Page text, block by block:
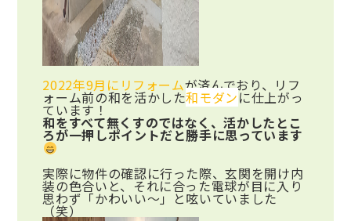
2022年9月にリフォームが済んでおり、リフ
ォーム前の和を活かした和モダンに仕上がっ
ています！
和をすべて無くすのではなく、活かしたとこ
ろが一押しポイントだと勝手に思っています
実際に物件の確認に行った際、玄関を開け内
装の色合いと、それに合った電球が目に入り
思わず「かわいい～」と呟いていました
（笑）